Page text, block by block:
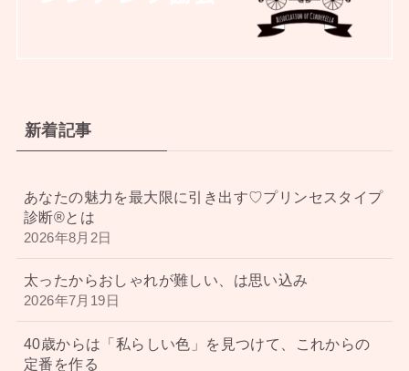
新着記事
あなたの魅力を最大限に引き出す♡プリンセスタイプ
診断®︎とは
2026年8月2日
太ったからおしゃれが難しい、は思い込み
2026年7月19日
40歳からは「私らしい色」を見つけて、これからの
定番を作る